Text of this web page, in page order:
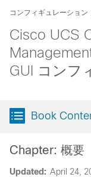
コンフィギュレーション
Cisco UCS
GUI コンフ
Book
Updated: April 24,
Chapter: 概要